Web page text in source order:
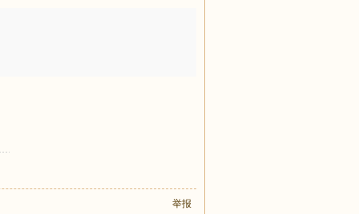
举报